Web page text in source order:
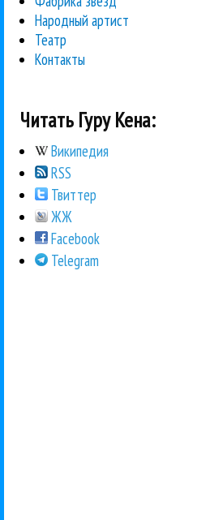
Народный артист
Театр
Контакты
Читать Гуру Кена:
Википедия
RSS
Твиттер
ЖЖ
Facebook
Telegram